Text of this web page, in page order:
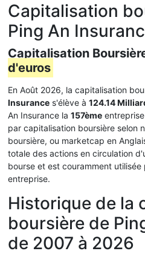
Capitalisation
Ping An
Capitalisation
d'euros
En Août 2026, la capitalisation
Insurance s'élève à 124.14
An Insurance la 157ème
par capitalisation boursière selon
boursière, ou marketcap en
totale des actions en circulation
bourse et est couramment
entreprise.
Historique de la
boursière de
de 2007 à 2026